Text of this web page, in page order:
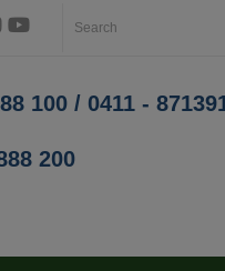
100 / 0411 -
200